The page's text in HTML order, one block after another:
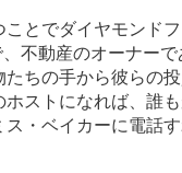
とでダイヤモンド
不動産のオーナー
ちの手から彼らの
ストになれば、誰
・ベイカーに電話